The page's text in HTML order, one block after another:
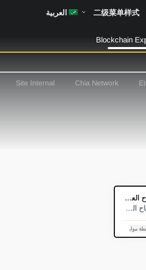
二级菜单样式 العربية
Blockchain
Chia Network
Site Internal
بيانات الرياح العالمية
أطلس الرياح العالمي ابدأ فو...
موارد الرياح